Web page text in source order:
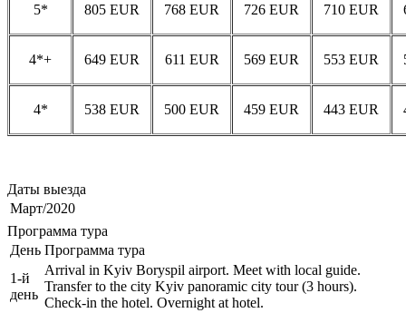
5* 805 EUR 768 EUR 726 EUR 710 EUR
4*+ 649 EUR 611 EUR 569 EUR 553 EUR
4* 538 EUR 500 EUR 459 EUR 443 EUR
Даты выезда
Март/2020
Программа тура
День Программа тура
1-й
день
Arrival in Kyiv Boryspil airport. Meet with local guide.
Transfer to the city Kyiv panoramic city tour (3 hours).
Check-in the hotel. Overnight at hotel.